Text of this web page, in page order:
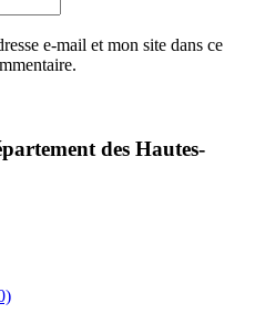
e-mail et mon site dans ce
des Hautes-